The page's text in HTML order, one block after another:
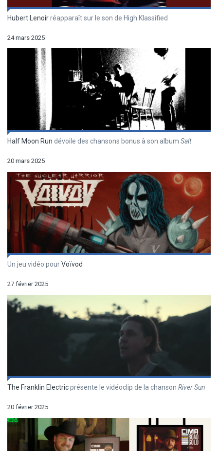
Hubert Lenoirréapparaît sur le son de High Klassified
24 mars 2025
Half Moon Run dévoile des chansons bonus à son album Salt
20 mars 2025
Un jeu vidéo pourVoïvod
27 février 2025
The Franklin Electricprésente le vidéoclip de la chanson River Sun
20 février 2025